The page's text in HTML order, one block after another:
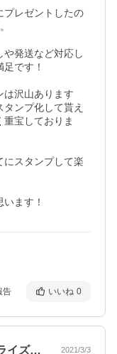
プレゼントしたの
発送など対応し
です！
は沢山あります
ンプ化して貰え
宝しておりま
にスタンプして楽
ます！
告 いいね 0
ゴルフにどハマり中の兄弟のサプライズ誕… 2021/3/3